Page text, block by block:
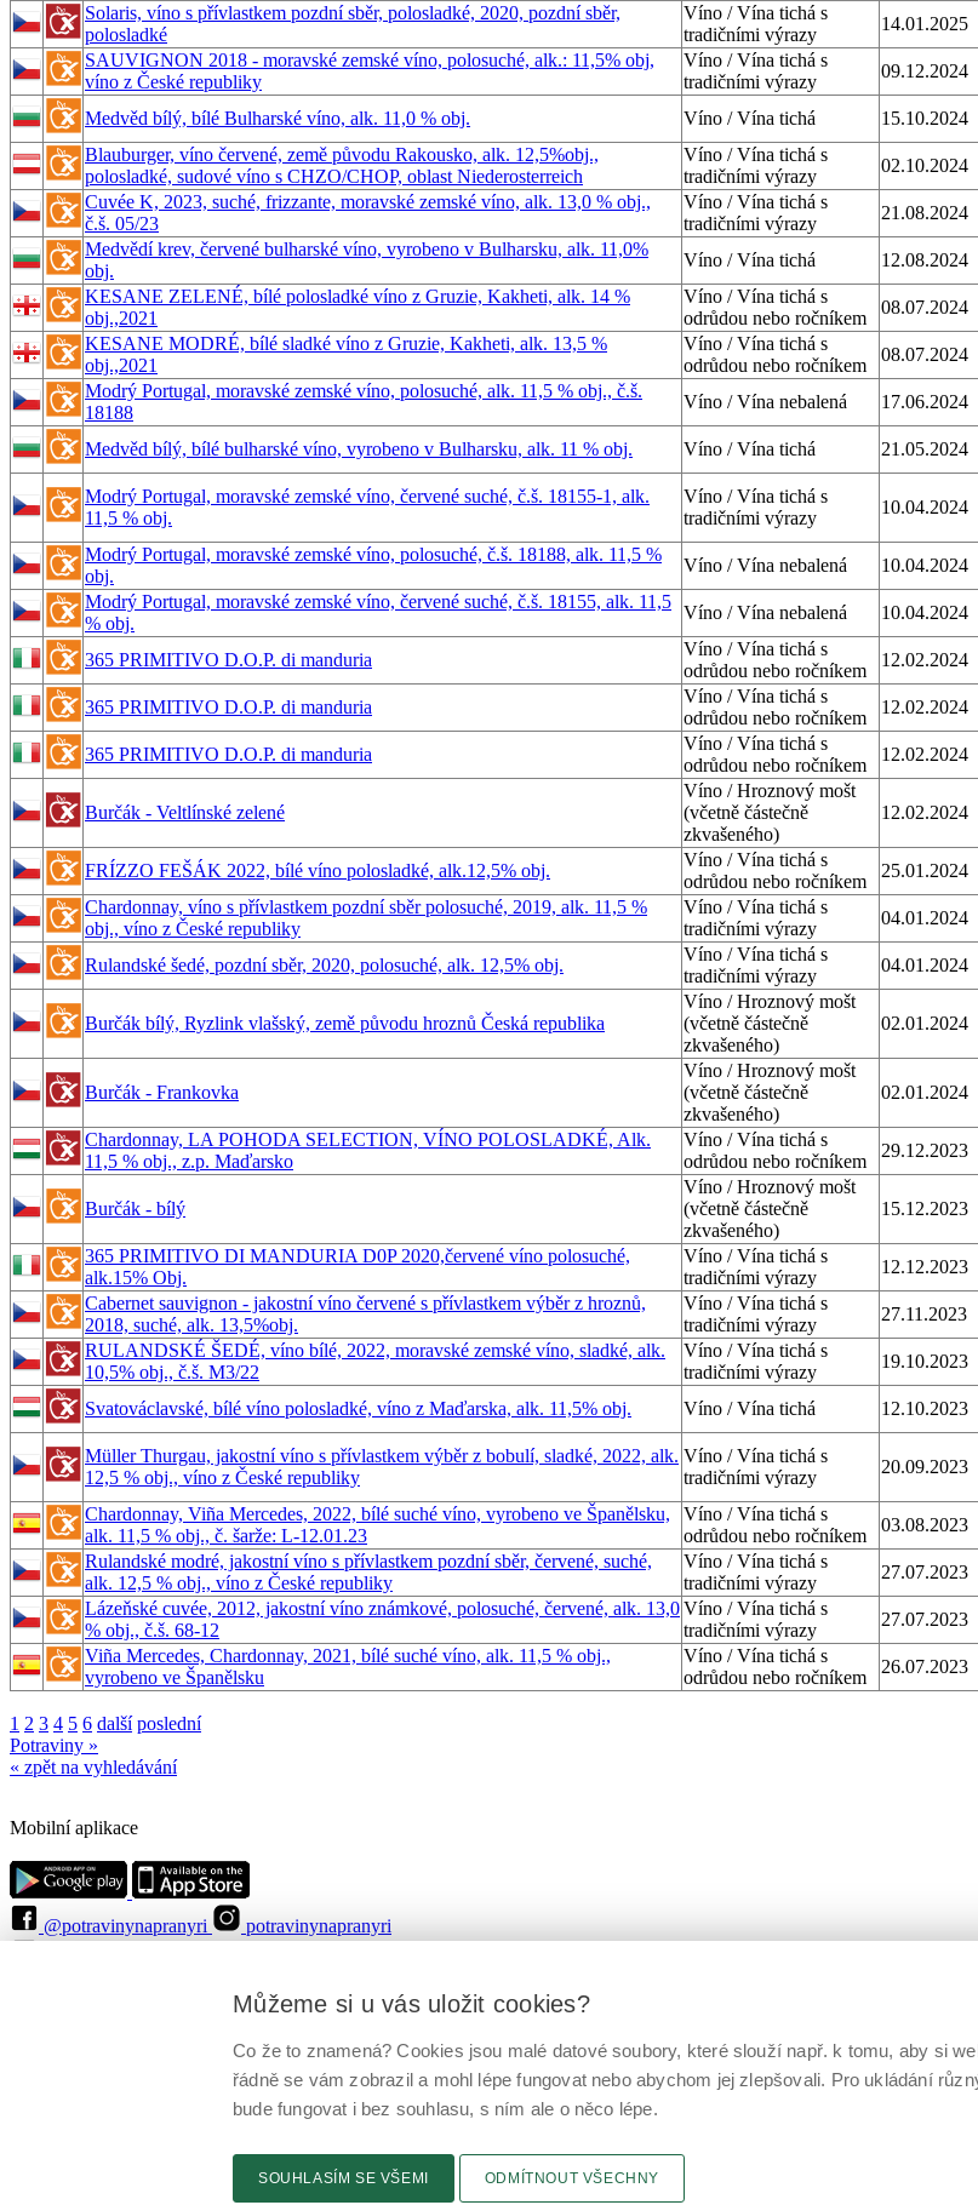
Solaris, víno s přívlastkem pozdní sběr, polosladké, 2020, pozdní sběr,
polosladké
Víno / Vína tichá s
tradičními výrazy
14.01.2025
SAUVIGNON 2018 - moravské zemské víno, polosuché, alk.: 11,5% obj,
víno z České republiky
Víno / Vína tichá s
tradičními výrazy
09.12.2024
Medvěd bílý, bílé Bulharské víno, alk. 11,0 % obj. Víno / Vína tichá 15.10.2024
Blauburger, víno červené, země původu Rakousko, alk. 12,5%obj.,
polosladké, sudové víno s CHZO/CHOP, oblast Niederosterreich
Víno / Vína tichá s
tradičními výrazy
02.10.2024
Cuvée K, 2023, suché, frizzante, moravské zemské víno, alk. 13,0 % obj.,
č.š. 05/23
Víno / Vína tichá s
tradičními výrazy
21.08.2024
Medvědí krev, červené bulharské víno, vyrobeno v Bulharsku, alk. 11,0%
obj.
Víno / Vína tichá 12.08.2024
KESANE ZELENÉ, bílé polosladké víno z Gruzie, Kakheti, alk. 14 %
obj.,2021
Víno / Vína tichá s
odrůdou nebo ročníkem
08.07.2024
KESANE MODRÉ, bílé sladké víno z Gruzie, Kakheti, alk. 13,5 %
obj.,2021
Víno / Vína tichá s
odrůdou nebo ročníkem
08.07.2024
Modrý Portugal, moravské zemské víno, polosuché, alk. 11,5 % obj., č.š.
18188
Víno / Vína nebalená 17.06.2024
Medvěd bílý, bílé bulharské víno, vyrobeno v Bulharsku, alk. 11 % obj.
Víno / Vína tichá 21.05.2024
Modrý Portugal, moravské zemské víno, červené suché, č.š. 18155-1, alk.
11,5 % obj.
Víno / Vína tichá s
tradičními výrazy
10.04.2024
Modrý Portugal, moravské zemské víno, polosuché, č.š. 18188, alk. 11,5 %
obj.
Víno / Vína nebalená 10.04.2024
Modrý Portugal, moravské zemské víno, červené suché, č.š. 18155, alk. 11,5
% obj.
Víno / Vína nebalená 10.04.2024
365 PRIMITIVO D.O.P. di manduria
Víno / Vína tichá s
odrůdou nebo ročníkem
12.02.2024
365 PRIMITIVO D.O.P. di manduria
Víno / Vína tichá s
odrůdou nebo ročníkem
12.02.2024
365 PRIMITIVO D.O.P. di manduria
Víno / Vína tichá s
odrůdou nebo ročníkem
12.02.2024
Burčák - Veltlínské zelené
Víno / Hroznový mošt
(včetně částečně
zkvašeného)
12.02.2024
FRÍZZO FEŠÁK 2022, bílé víno polosladké, alk.12,5% obj.
Víno / Vína tichá s
odrůdou nebo ročníkem
25.01.2024
Chardonnay, víno s přívlastkem pozdní sběr polosuché, 2019, alk. 11,5 %
obj., víno z České republiky
Víno / Vína tichá s
tradičními výrazy
04.01.2024
Rulandské šedé, pozdní sběr, 2020, polosuché, alk. 12,5% obj.
Víno / Vína tichá s
tradičními výrazy
04.01.2024
Burčák bílý, Ryzlink vlašský, země původu hroznů Česká republika
Víno / Hroznový mošt
(včetně částečně
zkvašeného)
02.01.2024
Burčák - Frankovka
Víno / Hroznový mošt
(včetně částečně
zkvašeného)
02.01.2024
Chardonnay, LA POHODA SELECTION, VÍNO POLOSLADKÉ, Alk.
11,5 % obj., z.p. Maďarsko
Víno / Vína tichá s
odrůdou nebo ročníkem
29.12.2023
Burčák - bílý
Víno / Hroznový mošt
(včetně částečně
zkvašeného)
15.12.2023
365 PRIMITIVO DI MANDURIA D0P 2020,červené víno polosuché,
alk.15% Obj.
Víno / Vína tichá s
tradičními výrazy
12.12.2023
Cabernet sauvignon - jakostní víno červené s přívlastkem výběr z hroznů,
2018, suché, alk. 13,5%obj.
Víno / Vína tichá s
tradičními výrazy
27.11.2023
RULANDSKÉ ŠEDÉ, víno bílé, 2022, moravské zemské víno, sladké, alk.
10,5% obj., č.š. M3/22
Víno / Vína tichá s
tradičními výrazy
19.10.2023
Svatováclavské, bílé víno polosladké, víno z Maďarska, alk. 11,5% obj.
Víno / Vína tichá 12.10.2023
Müller Thurgau, jakostní víno s přívlastkem výběr z bobulí, sladké, 2022, alk.
12,5 % obj., víno z České republiky
Víno / Vína tichá s
tradičními výrazy
20.09.2023
Chardonnay, Viña Mercedes, 2022, bílé suché víno, vyrobeno ve Španělsku,
alk. 11,5 % obj., č. šarže: L-12.01.23
Víno / Vína tichá s
odrůdou nebo ročníkem
03.08.2023
Rulandské modré, jakostní víno s přívlastkem pozdní sběr, červené, suché,
alk. 12,5 % obj., víno z České republiky
Víno / Vína tichá s
tradičními výrazy
27.07.2023
Lázeňské cuvée, 2012, jakostní víno známkové, polosuché, červené, alk. 13,0
% obj., č.š. 68-12
Víno / Vína tichá s
tradičními výrazy
27.07.2023
Viña Mercedes, Chardonnay, 2021, bílé suché víno, alk. 11,5 % obj.,
vyrobeno ve Španělsku
Víno / Vína tichá s
odrůdou nebo ročníkem
26.07.2023
1 2 3 4 5 6 další poslední
Potraviny »
« zpět na vyhledávání
Mobilní aplikace
@potravinynapranyri
potravinynapranyri
epodatelna
szpi.gov.cz
IČO: 75014149, DIČ: CZ75014149
Nastavení cookies
Můžeme si u vás uložit cookies?
Co že to znamená? Cookies jsou malé datové soubory, které slouží např. k tomu, aby si
řádně se vám zobrazil a mohl lépe fungovat nebo abychom jej zlepšovali. Pro ukládání
bude fungovat i bez souhlasu, s ním ale o něco lépe.
SOUHLASÍM SE VŠEMI ODMÍTNOUT VŠECHNY